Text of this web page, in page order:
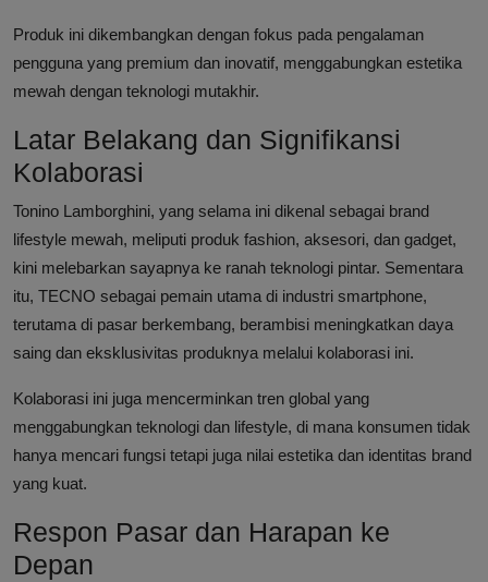
Produk ini dikembangkan dengan fokus pada pengalaman
pengguna yang premium dan inovatif, menggabungkan estetika
mewah dengan teknologi mutakhir.
Latar Belakang dan Signifikansi
Kolaborasi
Tonino Lamborghini, yang selama ini dikenal sebagai brand
lifestyle mewah, meliputi produk fashion, aksesori, dan gadget,
kini melebarkan sayapnya ke ranah teknologi pintar. Sementara
itu, TECNO sebagai pemain utama di industri smartphone,
terutama di pasar berkembang, berambisi meningkatkan daya
saing dan eksklusivitas produknya melalui kolaborasi ini.
Kolaborasi ini juga mencerminkan tren global yang
menggabungkan teknologi dan lifestyle, di mana konsumen tidak
hanya mencari fungsi tetapi juga nilai estetika dan identitas brand
yang kuat.
Respon Pasar dan Harapan ke
Depan